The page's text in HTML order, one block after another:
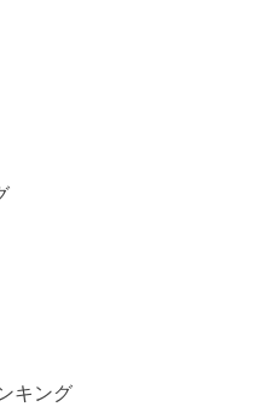
キング